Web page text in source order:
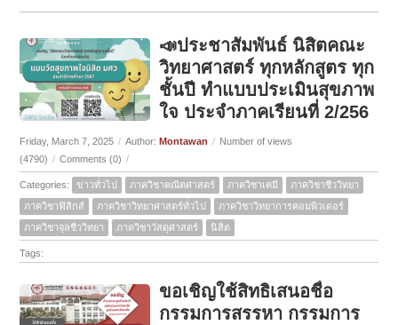
📣ประชาสัมพันธ์ นิสิตคณะ
วิทยาศาสตร์ ทุกหลักสูตร ทุก
ชั้นปี ทำแบบประเมินสุขภาพ
ใจ ประจำภาคเรียนที่ 2/256
Friday, March 7, 2025 / Author:Montawan / Number of views
(4790) / Comments (0) /
Categories: ข่าวทั่วไป ภาควิชาคณิตศาสตร์ ภาควิชาเคมี
ภาควิชาชีววิทยา
ภาควิชาฟิสิกส์
ภาควิชาวิทยาศาสตร์ทั่วไป
ภาควิชาวิทยาการคอมพิวเตอร์
ภาควิชาจุลชีววิทยา
ภาควิชาวัสดุศาสตร์ นิสิต
Tags:
ขอเชิญใช้สิทธิเสนอชื่อ
กรรมการสรรหา กรรมการ